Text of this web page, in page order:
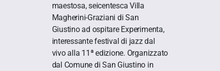
maestosa, seicentesca Villa
Magherini-Graziani di San
Giustino ad ospitare Experimenta,
interessante festival di jazz dal
vivo alla 11ª edizione. Organizzato
dal Comune di San Giustino in